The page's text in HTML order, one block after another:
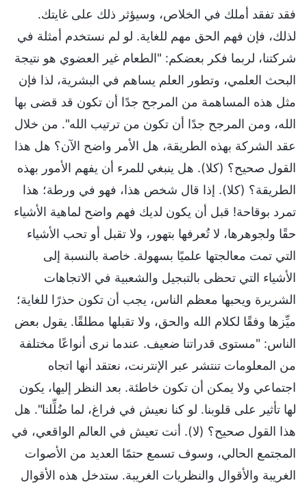
فقد تفقد أملك في الخلاص، وسيؤثر ذلك على غايتك.
لذلك، فإن فهم الحق مهم للغاية. لو لم نستخدم أمثلة في
شركتنا، لربما فكر بعضكم: "الطعام غير العضوي هو نتيجة
البحث العلمي، وتطور العلم يساهم في البشرية، لذا فإن
مثل هذه المساهمة من المرجح جدًا أن تكون قد قضى بها
الله، ومن المرجح جدًا أن تكون من ترتيب الله". من خلال
عقد الشركة بهذه الطريقة، هل الأمر واضح الآن؟ هل هذا
القول صحيح؟ (كلا). هل ينبغي للمرء أن يفهم الأمور بهذه
الطريقة؟ (كلا). إذا قال شخص هذا، فهو في ورطة؛ هذا
تمرد بوقاحة! قبل أن يكون لديك فهم واضح لماهية الأشياء
حقًا ولجوهرها، لا تُعرفها بتهور، ولا تقبل أو تحب الأشياء
التي تمت معالجتها علميًا بسهولة. خاصة بالنسبة إلى
الأشياء التي تحظى بالتبجيل والشعبية في الاتجاهات
الشريرة ويحبها معظم الناس، يجب أن تكون حذرًا للغاية؛
ميِّزها وفقًا لكلام الله والحق، ولا تقبلها مطلقًا. يقول بعض
الناس: "مستوى قدراتنا ضعيف. عندما نرى أنواعًا مختلفة
من المعلومات تنتشر عبر الإنترنت، نعتقد أنها اتجاه
اجتماعي ولا يمكن أن تكون خاطئة. بعد النظر إليها، يكون
لها تأثير على قلوبنا. لو كنا نعيش في فراغ، لما ضُلِّلنا". هل
هذا القول صحيح؟ (لا). أنت تعيش في العالم الواقعي، في
المجتمع الحالي، وسوف تسمع حتمًا العديد من الأصوات
الغريبة والأقوال والنظريات الغريبة. ستدخل هذه الأقوال